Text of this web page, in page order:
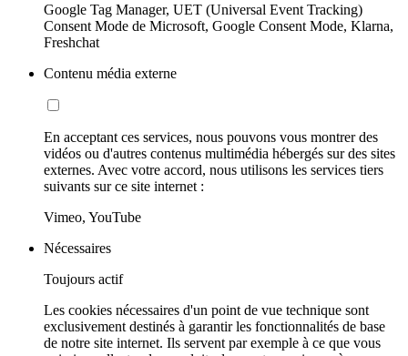
Google Tag Manager, UET (Universal Event Tracking)
Consent Mode de Microsoft, Google Consent Mode, Klarna,
Freshchat
Contenu média externe
En acceptant ces services, nous pouvons vous montrer des
vidéos ou d'autres contenus multimédia hébergés sur des sites
externes. Avec votre accord, nous utilisons les services tiers
suivants sur ce site internet :
Vimeo, YouTube
Nécessaires
Toujours actif
Les cookies nécessaires d'un point de vue technique sont
exclusivement destinés à garantir les fonctionnalités de base
de notre site internet. Ils servent par exemple à ce que vous